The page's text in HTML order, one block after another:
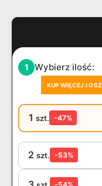
1 Wybierz ilość:
KUP WIĘCEJ I
1 szt. -47%
2 szt. -53%